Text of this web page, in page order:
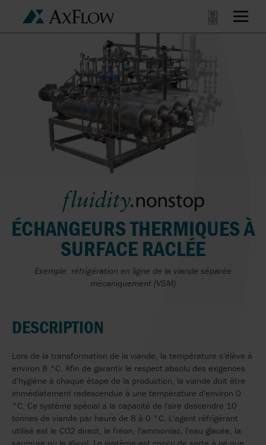
ÉCHANGEURS THERMIQUES À
SURFACE RACLÉE
Exemple: réfrigération en ligne de la viande séparée
mécaniquement (VSM)
DESCRIPTION
Lors de la transformation de la viande, la température s'élève à
environ 8 °C. Afin de garantir le respect absolu des exigences
d'hygiène à chaque étape de la production, la viande doit être
immédiatement redescendue à une température d'environ 0
°C. Ce système spécial a la capacité de faire descendre 10
tonnes de viande par heure de 8 à 0 °C. L'agent réfrigérant
utilisé est le CO2 direct, le fréon, l'ammoniac, l'eau glacée, la